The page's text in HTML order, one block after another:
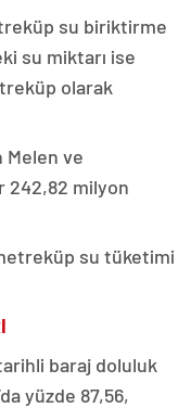
su biriktirme
su miktarı ise
olarak
Melen ve
242,82 milyon
su tüketimi
baraj doluluk
yüzde 87,56,